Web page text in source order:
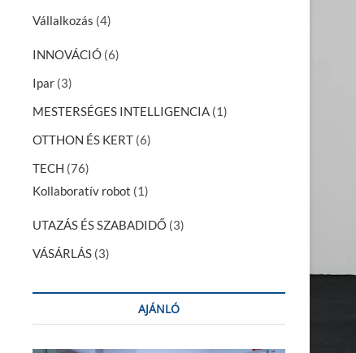
Vállalkozás (4)
INNOVÁCIÓ (6)
Ipar (3)
MESTERSÉGES INTELLIGENCIA (1)
OTTHON ÉS KERT (6)
TECH (76)
Kollaboratív robot (1)
UTAZÁS ÉS SZABADIDŐ (3)
VÁSÁRLÁS (3)
AJÁNLÓ